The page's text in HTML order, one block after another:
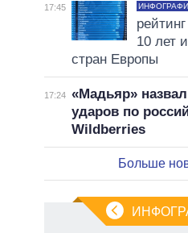
17:45
10 лет
стран Европы
17:24 «Мадьяр»
ударов по
Wildberries
Больше